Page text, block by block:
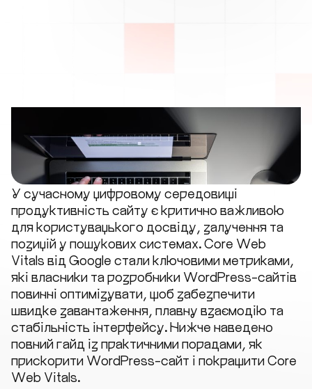
У сучасному цифровому середовищі
продуктивність сайту є критично важливою
для користувацького досвіду, залучення та
позицій у пошукових системах. Core Web
Vitals від Google стали ключовими метриками,
які власники та розробники WordPress-сайтів
повинні оптимізувати, щоб забезпечити
швидке завантаження, плавну взаємодію та
стабільність інтерфейсу. Нижче наведено
повний гайд із практичними порадами, як
прискорити WordPress-сайт і покращити Core
Web Vitals.